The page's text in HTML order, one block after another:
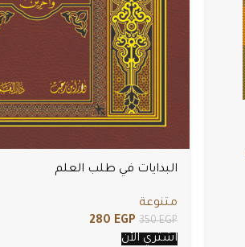
البدايات في طلب العلم
متنوعة
350EGP
280 EGP
اشتري الأن